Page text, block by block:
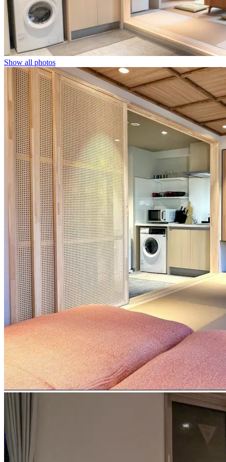
Show all photos